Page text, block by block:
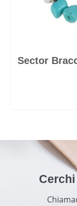
Sector